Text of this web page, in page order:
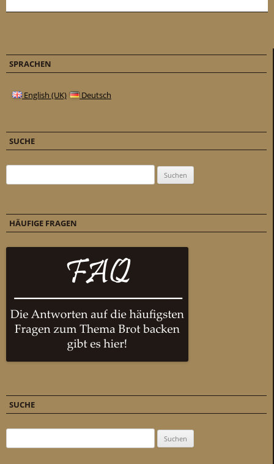
SPRACHEN
English (UK) Deutsch
SUCHE
HÄUFIGE FRAGEN
SUCHE